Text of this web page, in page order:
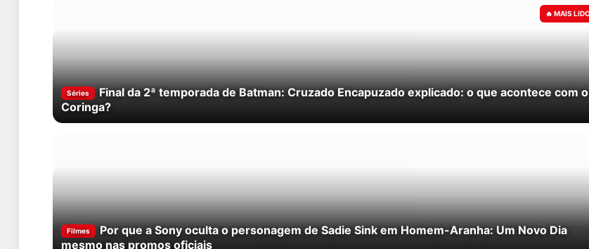
Séries
Final da 2ª temporada de Batman: Cruzado Encapuzado explicado: o que acontece com o
Coringa?
Filmes
Por que a Sony oculta o personagem de Sadie Sink em Homem-Aranha: Um Novo Dia
mesmo nas promos oficiais